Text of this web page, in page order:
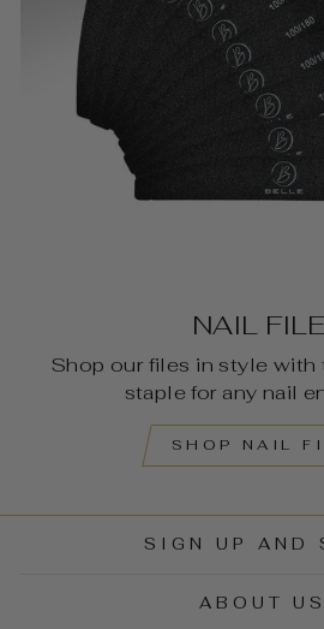
NAIL
Shop our files in style with
staple for any nail
SHOP NAIL
SIGN UP AND
ABOUT US